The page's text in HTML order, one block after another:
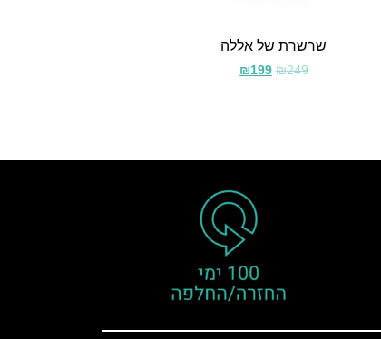
שרשרת של אללה
₪249
₪199